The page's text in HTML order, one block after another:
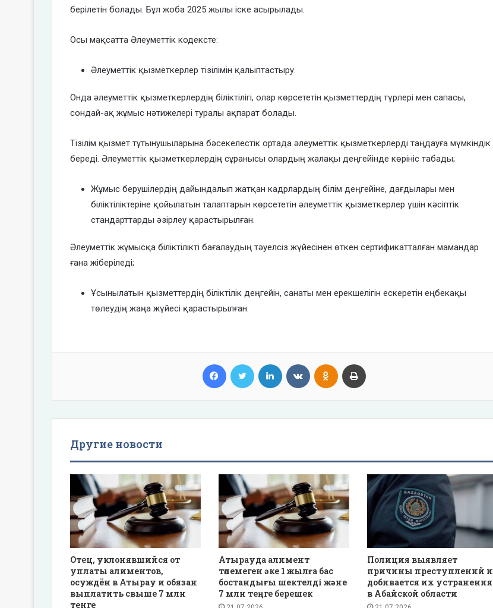
берілетін болады. Бұл жоба 2025 жылы іске асырылады.
Осы мақсатта Әлеуметтік кодексте:
Әлеуметтік қызметкерлер тізілімін қалыптастыру.
Онда әлеуметтік қызметкерлердің біліктілігі, олар көрсететін қызметтердің түрлері мен сапасы,
сондай-ақ жұмыс нәтижелері туралы ақпарат болады.
Тізілім қызмет тұтынушыларына бәсекелестік ортада әлеуметтік қызметкерлерді таңдауға мүмкіндік
береді. Әлеуметтік қызметкерлердің сұранысы олардың жалақы деңгейінде көрініс табады;
Жұмыс берушілердің дайындалып жатқан кадрлардың білім деңгейіне, дағдылары мен
біліктіліктеріне қойылатын талаптарын көрсететін әлеуметтік қызметкерлер үшін кәсіптік
стандарттарды әзірлеу қарастырылған.
Әлеуметтік жұмысқа біліктілікті бағалаудың тәуелсіз жүйесінен өткен сертификатталған мамандар
ғана жіберіледі;
Ұсынылатын қызметтердің біліктілік деңгейін, санаты мен ерекшелігін ескеретін еңбекақы
төлеудің жаңа жүйесі қарастырылған.
Facebook Twitter LinkedIn VKontakteOdnoklassniki
Другие новости
Отец, уклонявшийся от
уплаты алиментов,
осуждён в Атырау и обязан
выплатить свыше 7 млн
тенге
Атырауда алимент
төлемеген әке 1 жылға бас
бостандығы шектелді және
7 млн теңге берешек
Полиция выявляет
причины преступлений и
добивается их устранения
в Абайской области